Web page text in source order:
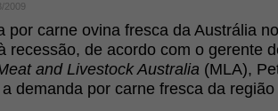
2009
por carne ovina fresca da Austrália
recessão, de acordo com o gerente
and Livestock Australia (MLA),
demanda por carne fresca da